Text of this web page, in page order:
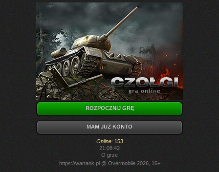
ROZPOCZNIJ GRĘ
MAM JUŻ KONTO
Online: 153
21:08:42
O grze
https://wartank.pl@ Overmobile 2026, 16+